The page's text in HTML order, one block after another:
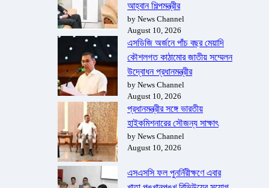
আহ্বান শিল্পমন্ত্রীর
by News Channel
August 10, 2026
এসডিজি অর্জনে পাঁচ বছর মেয়াদি
কৌশলগত কাঠামোর জাতীয় সম্মেলন
উদ্বোধন প্রধানমন্ত্রীর
by News Channel
August 10, 2026
প্রধানমন্ত্রীর সঙ্গে ভারতীয়
হাইকমিশনারের সৌজন্য সাক্ষাৎ
by News Channel
August 10, 2026
এসএসসি ফল পুনর্নিরীক্ষণে এবার